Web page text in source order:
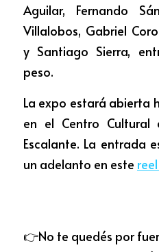
Aguilar, Fernando
Villalobos, Gabriel
y Santiago Sierra,
peso.
La expo estará abierta
en el Centro Cultural
Escalante. La entrada
un adelanto en este
👉No te quedés por